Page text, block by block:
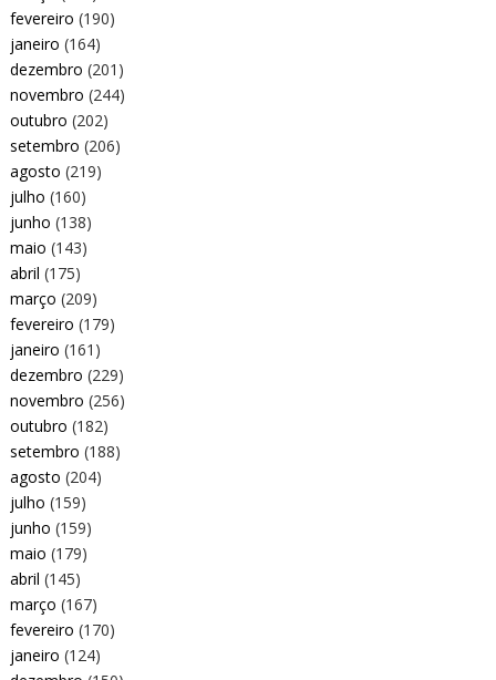
fevereiro (190)
janeiro (164)
dezembro (201)
novembro (244)
outubro (202)
setembro (206)
agosto (219)
julho (160)
junho (138)
maio (143)
abril (175)
março (209)
fevereiro (179)
janeiro (161)
dezembro (229)
novembro (256)
outubro (182)
setembro (188)
agosto (204)
julho (159)
junho (159)
maio (179)
abril (145)
março (167)
fevereiro (170)
janeiro (124)